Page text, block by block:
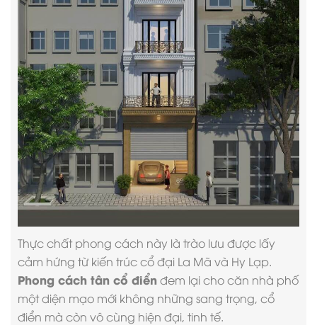
Thực chất phong cách này là trào lưu được lấy
cảm hứng từ kiến trúc cổ đại La Mã và Hy Lạp.
Phong cách tân cổ điểnđem lại cho căn nhà phố
một diện mạo mới không những sang trọng, cổ
điển mà còn vô cùng hiện đại, tinh tế.